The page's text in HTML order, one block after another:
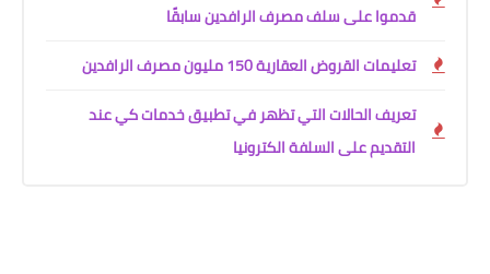
قدموا على سلف مصرف الرافدين سابقًا
تعليمات القروض العقارية 150 مليون مصرف الرافدين
تعريف الحالات التي تظهر في تطبيق خدمات كي عند
التقديم على السلفة الكترونيا